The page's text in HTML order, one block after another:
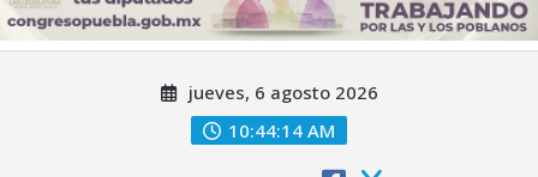
jueves, 6 agosto 2026
10:44:16 AM